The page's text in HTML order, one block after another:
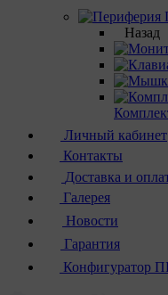
Назад
Личный кабинет
Контакты
Доставка и
Галерея
Новости
Гарантия
Конфигуратор